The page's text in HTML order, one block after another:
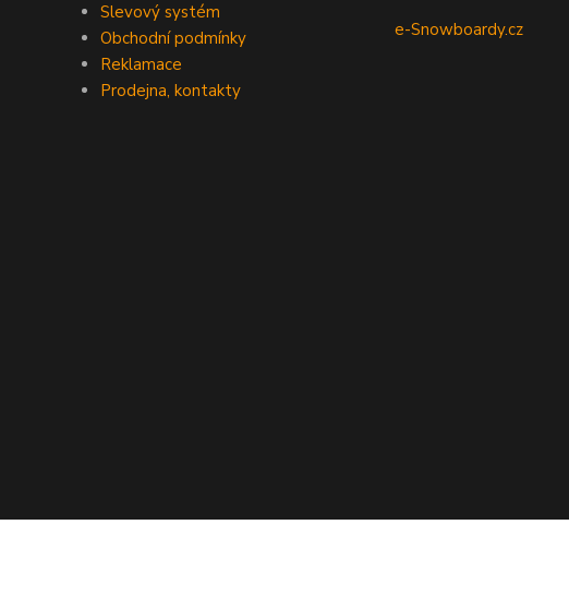
Slevový systém
Obchodní podmínky
Reklamace
Prodejna, kontakty
e-Snowboardy.cz